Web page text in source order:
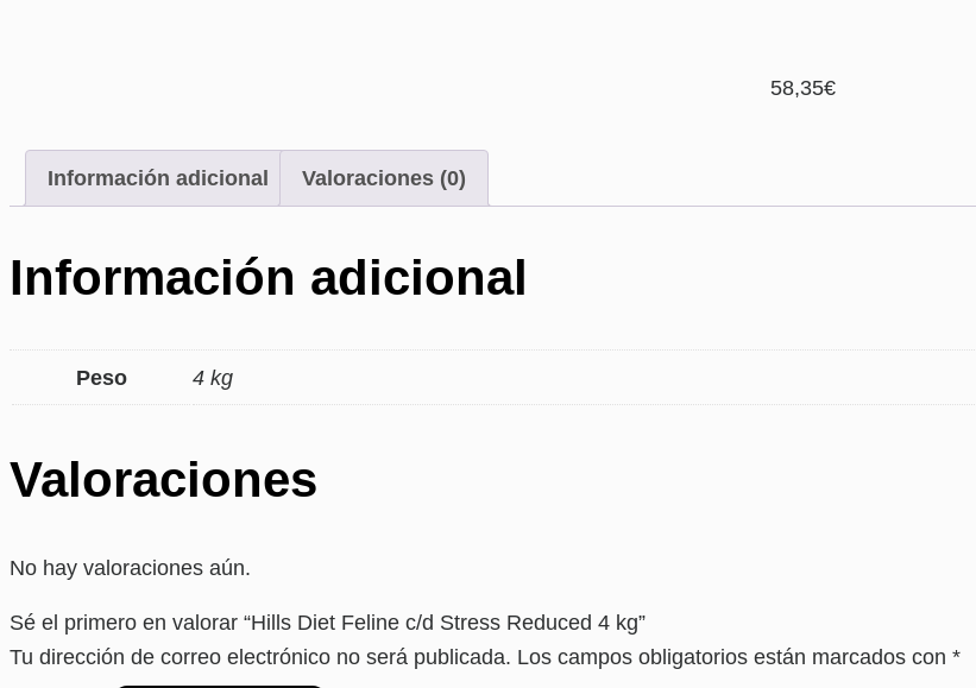
58,35€
Información adicional Valoraciones (0)
Información adicional
Peso 4 kg
Valoraciones
No hay valoraciones aún.
Sé el primero en valorar “Hills Diet Feline c/d Stress Reduced 4 kg”
Tu dirección de correo electrónico no será publicada. Los campos obligatorios están marcados con *